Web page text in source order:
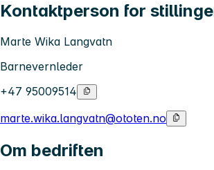
Kontaktperson for
Marte Wika Langvatn
Barnevernleder
+47 95009514
marte.wika.langvatn@ototen.no
Om bedriften